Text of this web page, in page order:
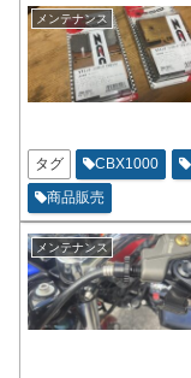
メンテナンス
タグ CBX1000
商品販売
メンテナンス